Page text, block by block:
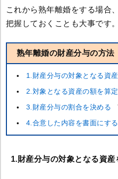
これから熟年離婚をする場合
把握しておくことも大事です。
熟年離婚の財産分与の方法
1.財産分与の対象となる資
2.対象となる資産の額を算
3.財産分与の割合を決める
4.合意した内容を書面にする
1.財産分与の対象となる資産